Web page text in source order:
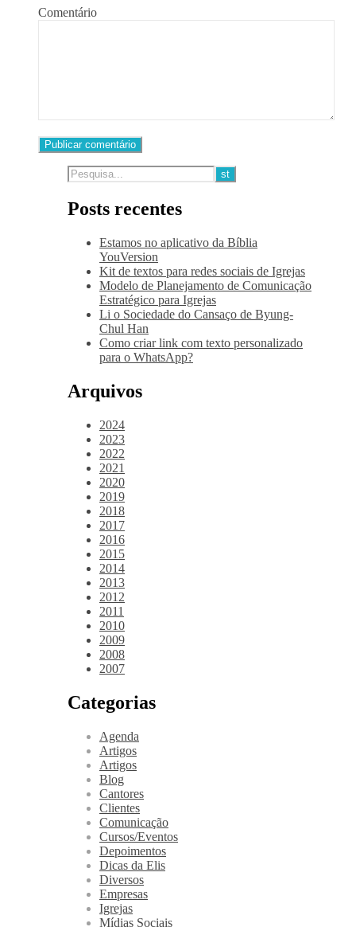
Comentário
Posts recentes
Estamos no aplicativo da Bíblia
YouVersion
Kit de textos para redes sociais de Igrejas
Modelo de Planejamento de Comunicação
Estratégico para Igrejas
Li o Sociedade do Cansaço de Byung-
Chul Han
Como criar link com texto personalizado
para o WhatsApp?
Arquivos
2024
2023
2022
2021
2020
2019
2018
2017
2016
2015
2014
2013
2012
2011
2010
2009
2008
2007
Categorias
Agenda
Artigos
Artigos
Blog
Cantores
Clientes
Comunicação
Cursos/Eventos
Depoimentos
Dicas da Elis
Diversos
Empresas
Igrejas
Mídias Sociais